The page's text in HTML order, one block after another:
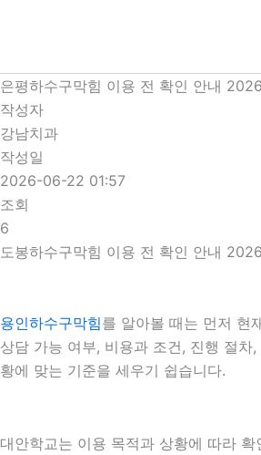
로
건
너
뛰
기
은평하수구막힘 이용 전 확인 안내
작성자
강남치과
작성일
2026-06-22 01:57
조회
6
도봉하수구막힘 이용 전 확인 안내
용인하수구막힘를 알아볼 때는 먼저 현
상담 가능 여부, 비용과 조건, 진행 절
황에 맞는 기준을 세우기 쉽습니다.
대안학교는 이용 목적과 상황에 따라